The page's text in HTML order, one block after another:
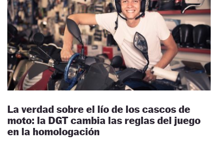
La verdad sobre el lío de los cascos de
moto: la DGT cambia las reglas del juego
en la homologación